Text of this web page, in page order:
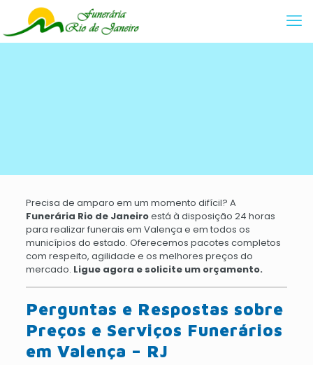
Precisa de amparo em um momento difícil? A
Funerária Rio de Janeiroestá à disposição 24 horas
para realizar funerais em Valença e em todos os
municípios do estado. Oferecemos pacotes completos
com respeito, agilidade e os melhores preços do
mercado. Ligue agora e solicite um orçamento.
Perguntas e Respostas sobre
Preços e Serviços Funerários
em Valença – RJ